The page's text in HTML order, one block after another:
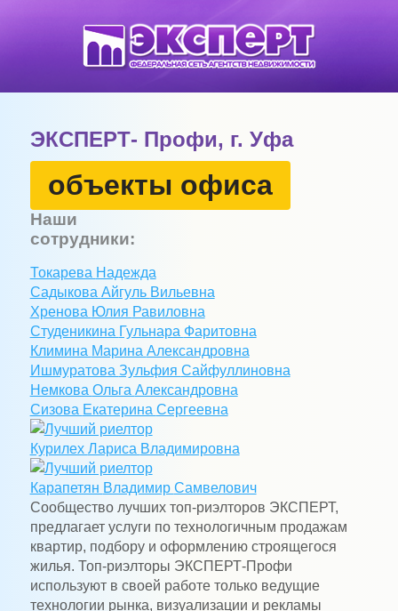
ЭКСПЕРТ- Профи, г. Уфа
объекты офиса
Наши
сотрудники:
Токарева Надежда
Садыкова Айгуль Вильевна
Хренова Юлия Равиловна
Студеникина Гульнара Фаритовна
Климина Марина Александровна
Ишмуратова Зульфия Сайфуллиновна
Немкова Ольга Александровна
Сизова Екатерина Сергеевна
Курилех Лариса Владимировна
Карапетян Владимир Самвелович
Сообщество лучших топ-риэлторов ЭКСПЕРТ,
предлагает услуги по технологичным продажам
квартир, подбору и оформлению строящегося
жилья. Топ-риэлторы ЭКСПЕРТ-Профи
используют в своей работе только ведущие
технологии рынка, визуализации и рекламы